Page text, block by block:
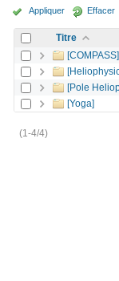
Appliquer Effacer
Titre
[COMPASS]
[Pole
[Yoga]
(1-4/4)